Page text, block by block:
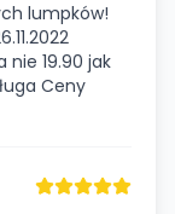
lumpków!
nie 19.90 jak
Ceny